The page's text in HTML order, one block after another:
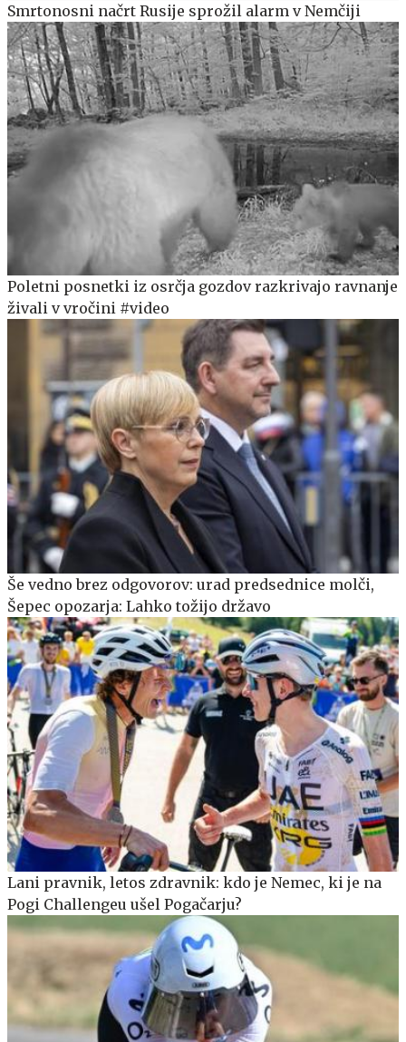
Smrtonosni načrt Rusije sprožil alarm v Nemčiji
Poletni posnetki iz osrčja gozdov razkrivajo ravnanje
živali v vročini #video
Še vedno brez odgovorov: urad predsednice molči,
Šepec opozarja: Lahko tožijo državo
Lani pravnik, letos zdravnik: kdo je Nemec, ki je na
Pogi Challengeu ušel Pogačarju?